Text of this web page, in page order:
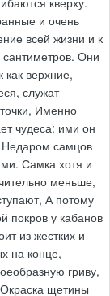
и очень
всей жизни и к
Они
как верхние,
служат
Именно
чудеса: ими он
Недаром самцов
Самка хотя и
меньше,
А потому
покров у кабанов
из жестких и
на конце,
гриву,
Окраска щетины